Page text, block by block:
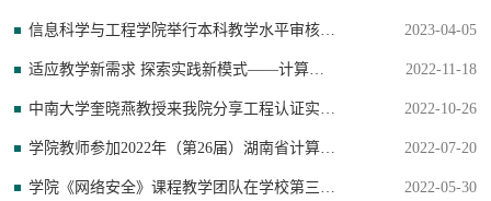
信息科学与工程学院举行本科教学水平审核评估迎评专题动员会 2023-04-05
适应教学新需求 探索实践新模式——计算机科学与技术系开展基层教学组织活动 2022-11-18
中南大学奎晓燕教授来我院分享工程认证实践体会 2022-10-26
学院教师参加2022年（第26届）湖南省计算机教育年会暨学术交流会 2022-07-20
学院《网络安全》课程教学团队在学校第三届课程思政教学竞赛中获得佳绩 2022-05-30